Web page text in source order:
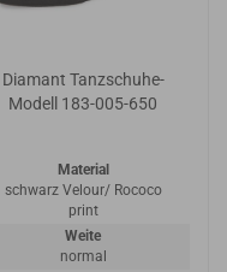
Diamant Tanzschuhe-
Modell 183-005-650
Material
schwarz Velour/ Rococo
print
Weite
normal